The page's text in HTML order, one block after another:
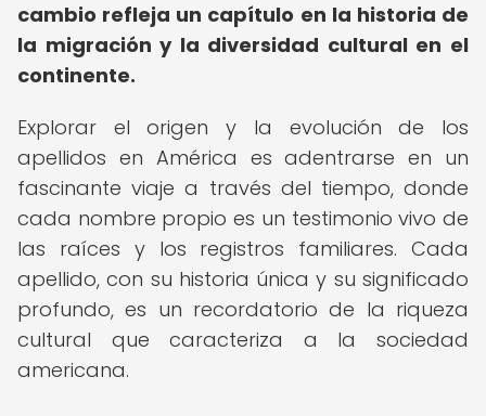
cambio refleja un capítulo en la historia de
la migración y la diversidad cultural en el
continente.
Explorar el origen y la evolución de los
apellidos en América es adentrarse en un
fascinante viaje a través del tiempo, donde
cada nombre propio es un testimonio vivo de
las raíces y los registros familiares. Cada
apellido, con su historia única y su significado
profundo, es un recordatorio de la riqueza
cultural que caracteriza a la sociedad
americana.